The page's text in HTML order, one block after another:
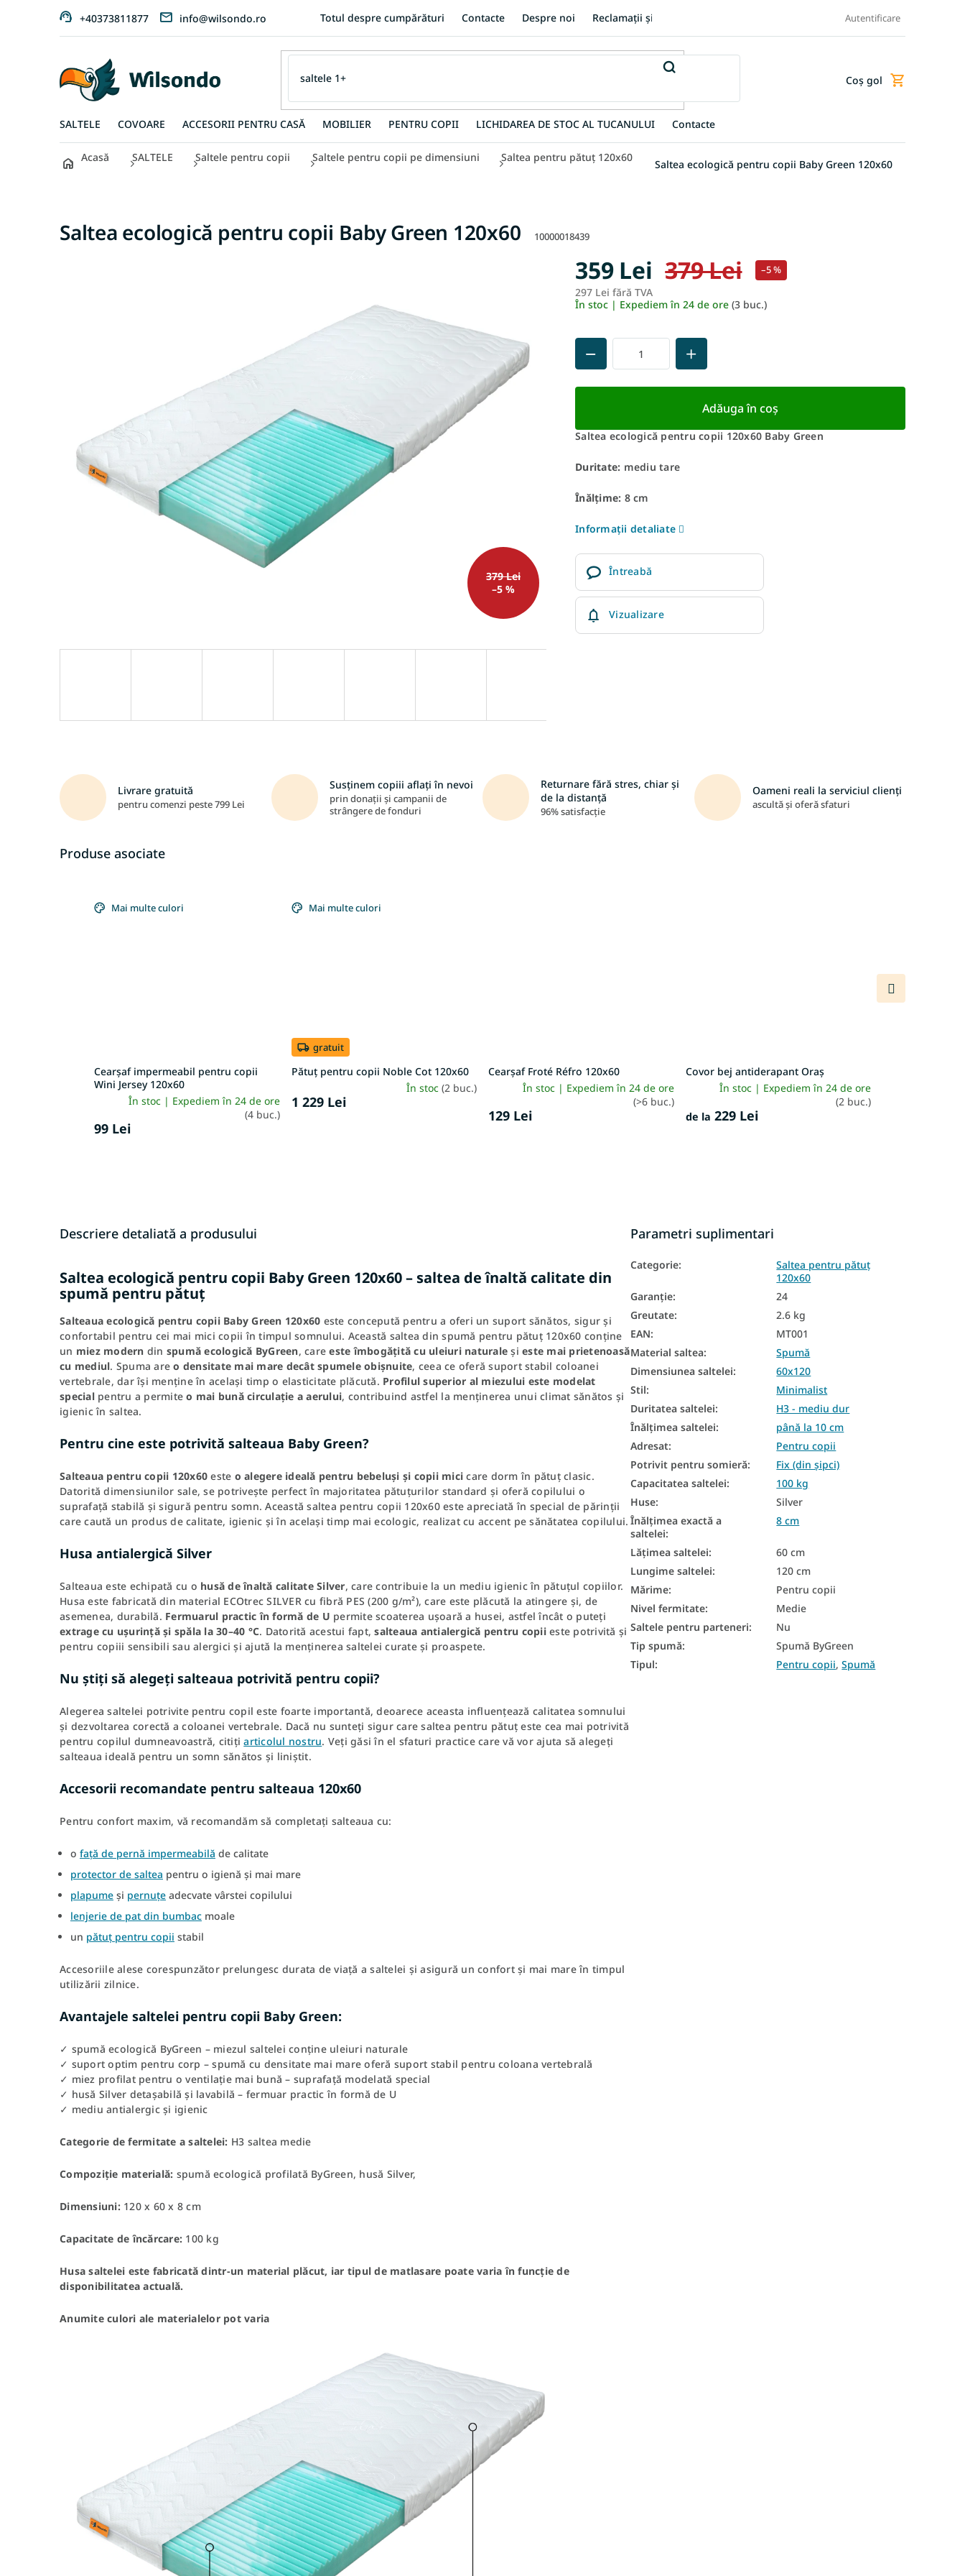
+40373811877 info@wilsondo.ro Totul despre cumpărături Contacte Despre noi Reclamații și retur produse Termeni și condiții
Autentificare
Coş
Coş gol
SALTELE COVOARE ACCESORII PENTRU CASĂ MOBILIER PENTRU COPII LICHIDAREA DE STOC AL TUCANULUI Contacte
Acasă SALTELE Saltele pentru copii Saltele pentru copii pe dimensiuni Saltea pentru pătuț 120x60 Saltea ecologică pentru copii Baby Green 120x60
Saltea ecologică pentru copii Baby Green 120x60 10000018439
379 Lei
–5 %
379 Lei –5 %
359 Lei
297 Lei fără TVA
În stoc | Expediem în 24 de ore (3 buc.)
Adăuga în coş
Saltea ecologică pentru copii 120x60 Baby Green
Duritate: mediu tare
Înălțime: 8 cm
Informaţii detaliate
Întreabă
Vizualizare
Livrare gratuită
pentru comenzi peste 799 Lei
Susținem copiii aflați în nevoi
prin donații și campanii de
strângere de fonduri
Returnare fără stres, chiar și
de la distanță
96% satisfacție
Oameni reali la serviciul clienți
ascultă și oferă sfaturi
Produse asociate
Mai multe culori
Cearșaf impermeabil pentru copii
Wini Jersey 120x60
În stoc | Expediem în 24 de ore
(4 buc.)
99 Lei
Mai multe culori
gratuit
Pătuț pentru copii Noble Cot 120x60
În stoc (2 buc.)
1 229 Lei
Cearșaf Froté Réfro 120x60
În stoc | Expediem în 24 de ore
(>6 buc.)
129 Lei
Covor bej antiderapant Oraș
În stoc | Expediem în 24 de ore
(2 buc.)
de la 229 Lei
Produsul
următor
Descriere detaliată a produsului
Saltea ecologică pentru copii Baby Green 120x60 – saltea de înaltă calitate din
spumă pentru pătuț
Salteaua ecologică pentru copii Baby Green 120x60 este concepută pentru a oferi un suport sănătos, sigur și
confortabil pentru cei mai mici copii în timpul somnului. Această saltea din spumă pentru pătuț 120x60 conține
un miez modern din spumă ecologică ByGreen, careeste îmbogățită cu uleiuri naturale și este mai prietenoasă
cu mediul. Spuma areo densitate mai mare decât spumele obișnuite, ceea ce oferă suport stabil coloanei
vertebrale, dar își menține în același timp o elasticitate plăcută. Profilul superior al miezului este modelat
specialpentru a permiteo mai bună circulație a aerului, contribuind astfel la menținerea unui climat sănătos și
igienic în saltea.
Pentru cine este potrivită salteaua Baby Green?
Salteaua pentru copii 120x60 este o alegere ideală pentru bebeluși și copii mici care dorm în pătuț clasic.
Datorită dimensiunilor sale, se potrivește perfect în majoritatea pătuțurilor standard și oferă copilului o
suprafață stabilă și sigură pentru somn. Această saltea pentru copii 120x60 este apreciată în special de părinții
care caută un produs de calitate, igienic și în același timp mai ecologic, realizat cu accent pe sănătatea copilului.
Husa antialergică Silver
Salteaua este echipată cu o husă de înaltă calitate Silver, care contribuie la un mediu igienic în pătuțul copiilor.
Husa este fabricată din material ECOtrec SILVER cu fibră PES (200 g/m²), care este plăcută la atingere și, de
asemenea, durabilă. Fermuarul practic în formă de U permite scoaterea ușoară a husei, astfel încât o puteți
extrage cu ușurință și spăla la 30–40 °C. Datorită acestui fapt,salteaua antialergică pentru copiieste potrivită și
pentru copiii sensibili sau alergici și ajută la menținerea saltelei curate și proaspete.
Nu știți să alegeți salteaua potrivită pentru copii?
Alegerea saltelei potrivite pentru copil este foarte importantă, deoarece aceasta influențează calitatea somnului
și dezvoltarea corectă a coloanei vertebrale. Dacă nu sunteți sigur care saltea pentru pătuț este cea mai potrivită
pentru copilul dumneavoastră, citițiarticolul nostru. Veți găsi în el sfaturi practice care vă vor ajuta să alegeți
salteaua ideală pentru un somn sănătos și liniștit.
Accesorii recomandate pentru salteaua 120x60
Pentru confort maxim, vă recomandăm să completați salteaua cu:
o față de pernă impermeabilă de calitate
protector de saltea pentru o igienă și mai mare
plapume și pernuțe adecvate vârstei copilului
lenjerie de pat din bumbac moale
un pătuț pentru copii stabil
Accesoriile alese corespunzător prelungesc durata de viață a saltelei și asigură un confort și mai mare în timpul
utilizării zilnice.
Avantajele saltelei pentru copii Baby Green:
✓ spumă ecologică ByGreen – miezul saltelei conține uleiuri naturale
✓ suport optim pentru corp – spumă cu densitate mai mare oferă suport stabil pentru coloana vertebrală
✓ miez profilat pentru o ventilație mai bună – suprafață modelată special
✓ husă Silver detașabilă și lavabilă – fermuar practic în formă de U
✓ mediu antialergic și igienic
Categorie de fermitate a saltelei: H3 saltea medie
Compoziție materială: spumă ecologică profilată ByGreen, husă Silver,
Dimensiuni: 120 x 60 x 8 cm
Capacitate de încărcare: 100 kg
Husa saltelei este fabricată dintr-un material plăcut, iar tipul de matlasare poate varia în funcție de
disponibilitatea actuală.
Anumite culori ale materialelor pot varia
Parametri suplimentari
Categorie:
Saltea pentru pătuț
120x60
Garanţie:
24
Greutate:
2.6 kg
EAN:
MT001
Material saltea:
Spumă
Dimensiunea saltelei:
60x120
Stil:
Minimalist
Duritatea saltelei:
H3 - mediu dur
Înălțimea saltelei:
până la 10 cm
Adresat:
Pentru copii
Potrivit pentru somieră:
Fix (din șipci)
Capacitatea saltelei:
100 kg
Huse:
Silver
Înălțimea exactă a
saltelei:
8 cm
Lățimea saltelei:
60 cm
Lungime saltelei:
120 cm
Mărime:
Pentru copii
Nivel fermitate:
Medie
Saltele pentru parteneri:
Nu
Tip spumă:
Spumă ByGreen
Tipul: Pentru copii,Spumă